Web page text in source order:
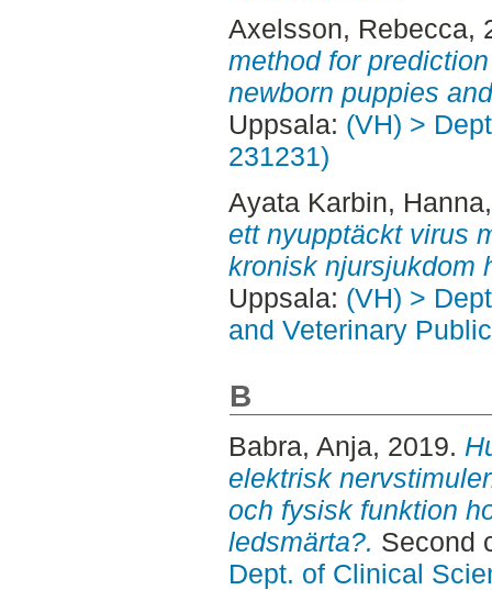
Axelsson, Rebecca,
method for
newborn puppies
Uppsala: (VH) >
231231)
Ayata Karbin, Hanna
ett nyupptäckt virus
kronisk njursjukdom
Uppsala: (VH) >
and Veterinary
B
Babra, Anja, 2019.
elektrisk
och fysisk funktion
ledsmärta?. Second
Dept. of Clinical